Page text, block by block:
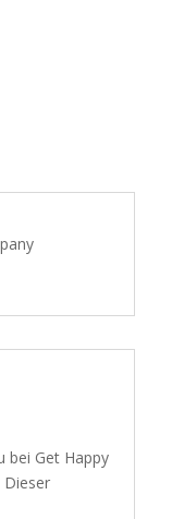
bei Get Happy
Dieser